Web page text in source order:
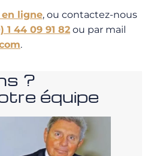
ligne, ou contactez-nous
1 44 09 91 82 ou par mail
.
?
équipe